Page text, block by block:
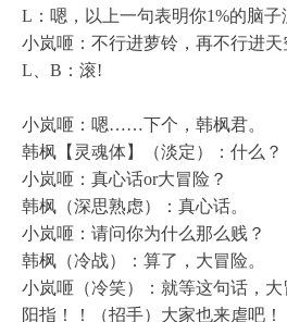
L：嗯，以上一句表明你1%的脑子
小岚咂：不行进萝铃，再不行进
L、B：滚!
小岚咂：嗯……下个，韩枫君。
韩枫【灵魂体】（淡定）：什么？
小岚咂：真心话or大冒险？
韩枫（深思熟虑）：真心话。
小岚咂：请问你为什么那么贱？
韩枫（冷战）：算了，大冒险。
小岚咂（冷笑）：就等这句话，
阳指！！（招手）大家也来虐吧！